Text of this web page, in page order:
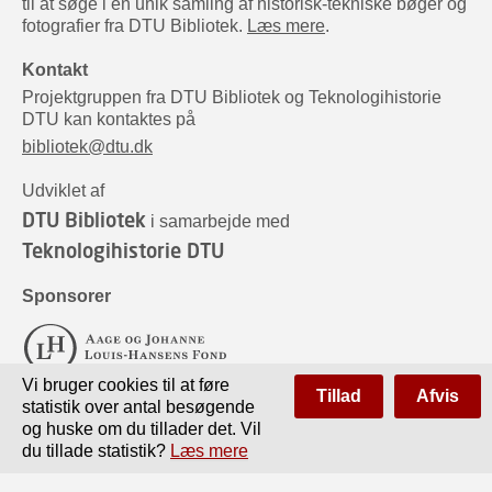
fotografier fra DTU Bibliotek. Læs mere.
Kontakt
Projektgruppen fra DTU Bibliotek og Teknologihistorie
DTU kan kontaktes på
bibliotek@dtu.dk
Udviklet af
DTU Bibliotek i samarbejde med
Teknologihistorie DTU
Sponsorer
Vi bruger cookies til at føre
statistik over antal besøgende
og huske om du tillader det. Vil
du tillade statistik? Læs mere
Tillad Afvis